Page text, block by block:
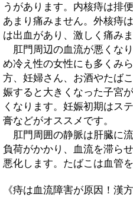
うがあります。内核痔は排
あまり痛みません。外核痔
は出血があり、激しく痛みま
肛門周辺の血流が悪くな
め冷え性の女性にも多くみ
方、妊婦さん、お酒やたば
娠すると大きくなった子宮
くなります。妊娠初期はス
膏などがオススメです。
肛門周囲の静脈は肝臓に
負荷がかかり、血流を滞ら
悪化します。たばこは血管
《痔は血流障害が原因！漢